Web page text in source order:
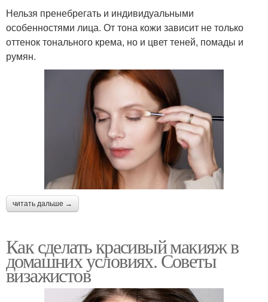
Нельзя пренебрегать и индивидуальными
особенностями лица. От тона кожи зависит не только
оттенок тонального крема, но и цвет теней, помады и
румян.
читать дальше →
Как сделать красивый макияж в
домашних условиях. Советы
визажистов